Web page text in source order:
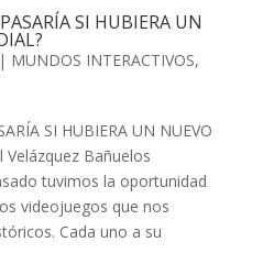
SI HUBIERA UN
MUNDOS INTERACTIVOS,
SI HUBIERA UN NUEVO
Velázquez Bañuelos
tuvimos la oportunidad
videojuegos que nos
Cada uno a su